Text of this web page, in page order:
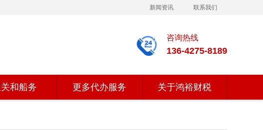
新闻资讯 联系我们
咨询热线
136-4275-8189
和船务 更多代办服务 关于鸿裕财税